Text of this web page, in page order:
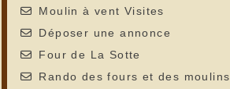
Moulin à vent Visites
Déposer une annonce
Four de La Sotte
Rando des fours et des moulins